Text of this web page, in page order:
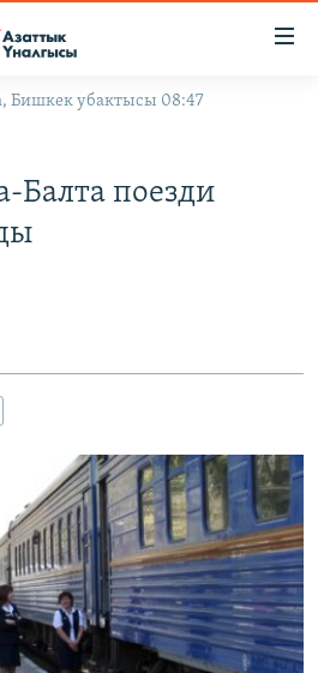
Бишкек убактысы 08:47
Балта поезди